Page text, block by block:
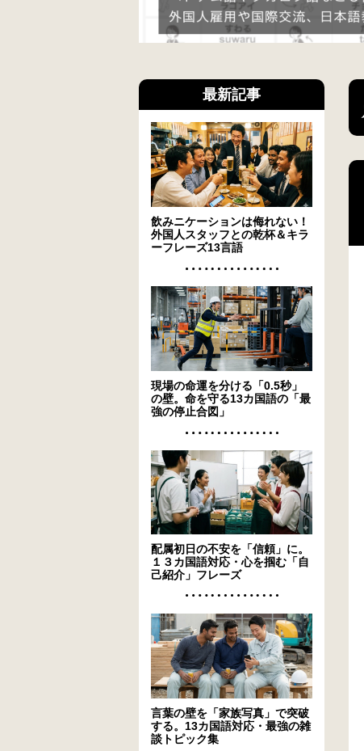
最新記事
飲みニケーションは侮れない！
外国人スタッフとの乾杯＆キラ
ーフレーズ13言語
現場の命運を分ける「0.5秒」
の壁。命を守る13カ国語の「最
強の停止合図」
配属初日の不安を「信頼」に。
１３カ国語対応・心を掴む「自
己紹介」フレーズ
言葉の壁を「家族写真」で突破
する。13カ国語対応・最強の雑
談トピック集